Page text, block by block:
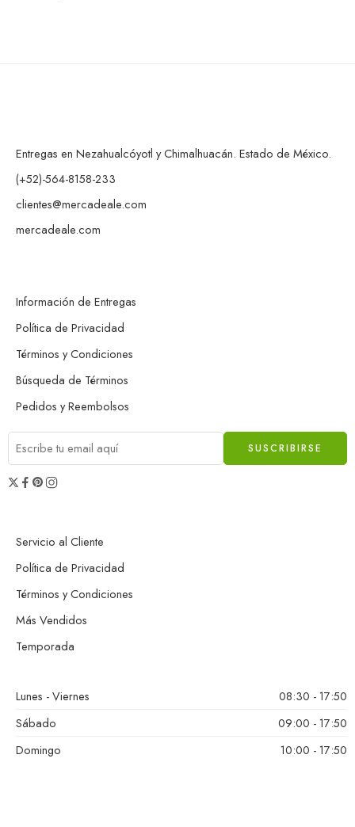
Entregas en Nezahualcóyotl y Chimalhuacán. Estado de México.
(+52)-564-8158-233
clientes@mercadeale.com
mercadeale.com
Información de Entregas
Política de Privacidad
Términos y Condiciones
Búsqueda de Términos
Pedidos y Reembolsos
Servicio al Cliente
Política de Privacidad
Términos y Condiciones
Más Vendidos
Temporada
Lunes - Viernes
08:30 - 17:50
Sábado
09:00 - 17:50
Domingo
10:00 - 17:50